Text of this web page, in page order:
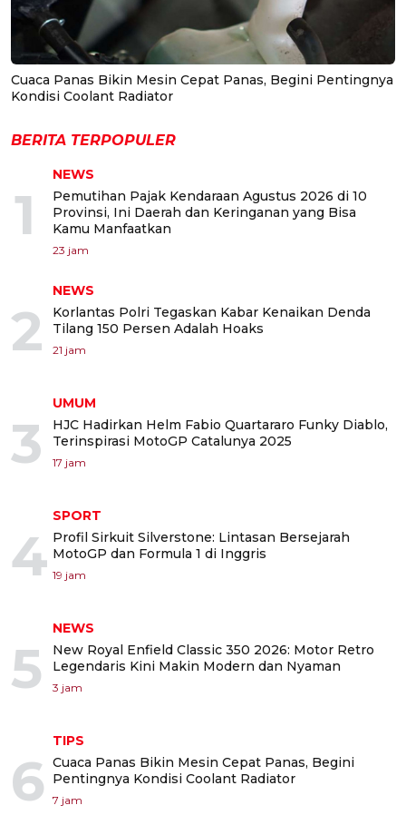
Cuaca Panas Bikin Mesin Cepat Panas, Begini Pentingnya
Kondisi Coolant Radiator
BERITA TERPOPULER
1
NEWS
Pemutihan Pajak Kendaraan Agustus 2026 di 10
Provinsi, Ini Daerah dan Keringanan yang Bisa
Kamu Manfaatkan
23 jam
2
NEWS
Korlantas Polri Tegaskan Kabar Kenaikan Denda
Tilang 150 Persen Adalah Hoaks
21 jam
3
UMUM
HJC Hadirkan Helm Fabio Quartararo Funky Diablo,
Terinspirasi MotoGP Catalunya 2025
17 jam
4
SPORT
Profil Sirkuit Silverstone: Lintasan Bersejarah
MotoGP dan Formula 1 di Inggris
19 jam
5
NEWS
New Royal Enfield Classic 350 2026: Motor Retro
Legendaris Kini Makin Modern dan Nyaman
3 jam
6
TIPS
Cuaca Panas Bikin Mesin Cepat Panas, Begini
Pentingnya Kondisi Coolant Radiator
7 jam